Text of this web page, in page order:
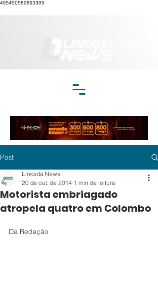
495450580893305
Post
Motorista embriagado
atropela quatro em Colombo
Linkada News
20 de out. de 2014 1 min de leitura
Da Redação